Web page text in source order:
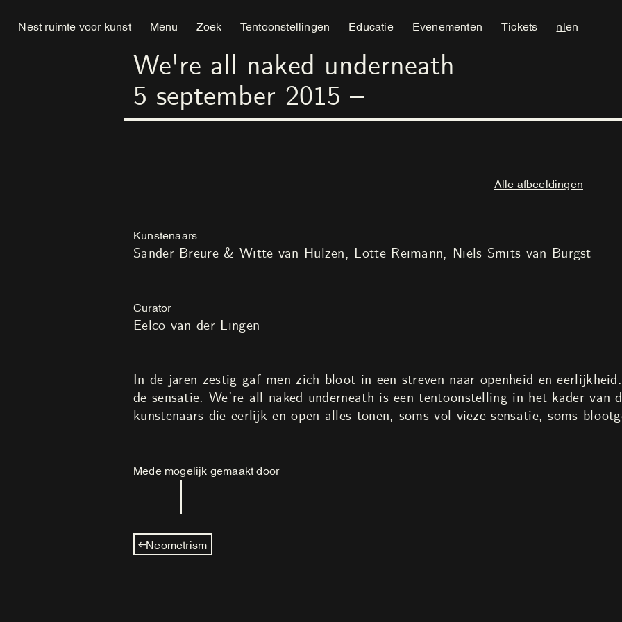
Nest ruimte voor kunst Menu Zoek Tentoonstellingen Educatie Evenementen Tickets nl en
We're all naked underneath
5 september 2015 –
Alle afbeeldingen
Kunstenaars
Sander Breure & Witte van Hulzen Lotte Reimann Niels Smits van Burgst
Curator
Eelco van der Lingen
In de jaren zestig gaf men zich bloot in een streven naar openheid en
de sensatie. We’re all naked underneath is een tentoonstelling in het kader van
kunstenaars die eerlijk en open alles tonen, soms vol vieze sensatie, soms
Mede mogelijk gemaakt door
Neometrism